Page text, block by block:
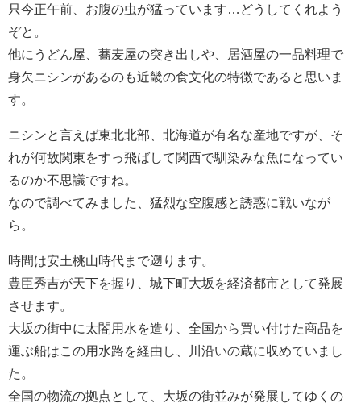
只今正午前、お腹の虫が猛っています…どうしてくれよう
ぞと。
他にうどん屋、蕎麦屋の突き出しや、居酒屋の一品料理で
身欠ニシンがあるのも近畿の食文化の特徴であると思いま
す。
ニシンと言えば東北北部、北海道が有名な産地ですが、そ
れが何故関東をすっ飛ばして関西で馴染みな魚になってい
るのか不思議ですね。
なので調べてみました、猛烈な空腹感と誘惑に戦いなが
ら。
時間は安土桃山時代まで遡ります。
豊臣秀吉が天下を握り、城下町大坂を経済都市として発展
させます。
大坂の街中に太閤用水を造り、全国から買い付けた商品を
運ぶ船はこの用水路を経由し、川沿いの蔵に収めていまし
た。
全国の物流の拠点として、大坂の街並みが発展してゆくの